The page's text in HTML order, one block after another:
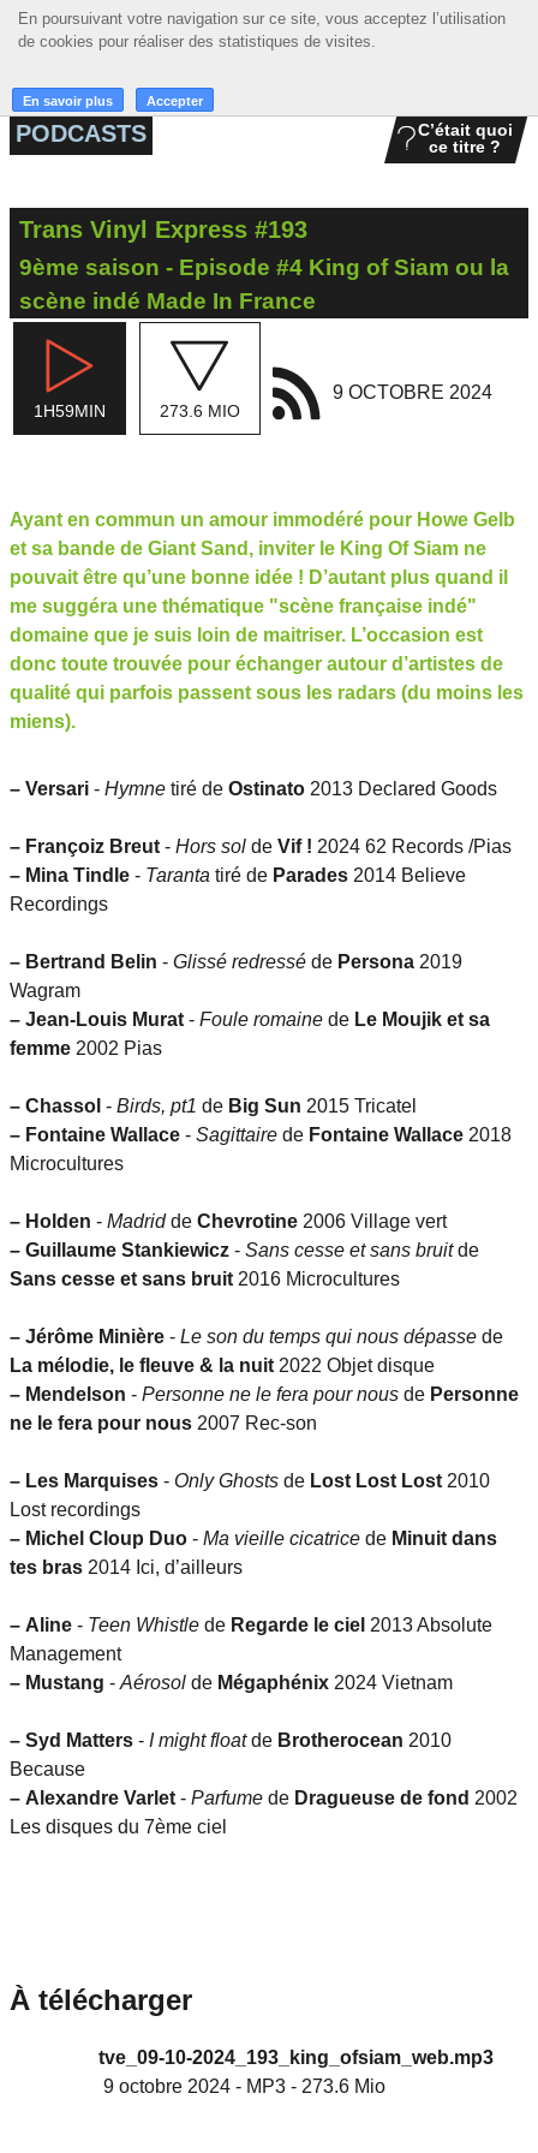
En poursuivant votre navigation sur ce site, vous acceptez l’utilisation
de cookies pour réaliser des statistiques de visites.
En savoir plus Accepter
En poursuivant votre navigation sur ce site, vous acceptez l’utilisation
de cookies pour réaliser des statistiques de visites.
En savoir plus Accepter
☰ MENU
ACCUEIL
MUSIQUE
ACTIONS
LA RADIO
PODCASTS
C’était quoi
ce titre ?
Trans Vinyl Express #193
9ème saison - Episode #4 King of Siam ou la
scène indé Made In France
1H59MIN 273.6 MIO
9 OCTOBRE 2024
Ayant en commun un amour immodéré pour Howe Gelb
et sa bande de Giant Sand, inviter le King Of Siam ne
pouvait être qu’une bonne idée ! D’autant plus quand il
me suggéra une thématique "scène française indé"
domaine que je suis loin de maitriser. L’occasion est
donc toute trouvée pour échanger autour d’artistes de
qualité qui parfois passent sous les radars (du moins les
miens).
– Versari - Hymne tiré de Ostinato 2013 Declared Goods
– Françoiz Breut - Hors sol de Vif ! 2024 62 Records /Pias
– Mina Tindle - Taranta tiré de Parades 2014 Believe
Recordings
– Bertrand Belin - Glissé redressé de Persona 2019
Wagram
– Jean-Louis Murat - Foule romaine de Le Moujik et sa
femme 2002 Pias
– Chassol - Birds, pt1 de Big Sun 2015 Tricatel
– Fontaine Wallace - Sagittaire de Fontaine Wallace 2018
Microcultures
– Holden - Madridde Chevrotine 2006 Village vert
– Guillaume Stankiewicz - Sans cesse et sans bruitde
Sans cesse et sans bruit 2016 Microcultures
– Jérôme Minière - Le son du temps qui nous dépasse de
La mélodie, le fleuve & la nuit 2022 Objet disque
– Mendelson - Personne ne le fera pour nous de Personne
ne le fera pour nous 2007 Rec-son
– Les Marquises - Only Ghosts de Lost Lost Lost 2010
Lost recordings
– Michel Cloup Duo - Ma vieille cicatrice de Minuit dans
tes bras 2014 Ici, d’ailleurs
– Aline - Teen Whistle de Regarde le ciel 2013 Absolute
Management
– Mustang - Aérosol de Mégaphénix 2024 Vietnam
– Syd Matters - I might floatde Brotherocean 2010
Because
– Alexandre Varlet - Parfume de Dragueuse de fond 2002
Les disques du 7ème ciel
À télécharger
tve_09-10-2024_193_king_ofsiam_web.mp3
9 octobre 2024 - MP3 - 273.6 Mio